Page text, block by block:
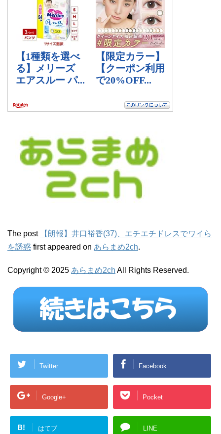
The post
【朗報】井口裕香(37)、エチエチドレスでワイら
を誘惑 first appeared on あらまめ2ch.
Copyright © 2025 あらまめ2ch All Rights Reserved.
Twitter Facebook
Google+ Pocket
B! はてブ LINE